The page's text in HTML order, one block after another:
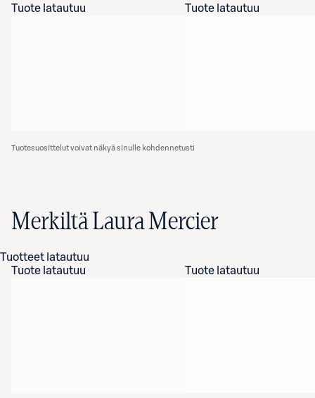
Tuote latautuu
Tuote latautuu
Tuotesuosittelut voivat näkyä sinulle kohdennetusti
Merkiltä Laura Mercier
Tuotteet latautuu
Tuote latautuu
Tuote latautuu